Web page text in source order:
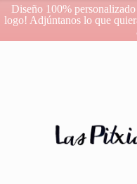
Diseño 100% personalizado
logo! Adjúntanos lo que